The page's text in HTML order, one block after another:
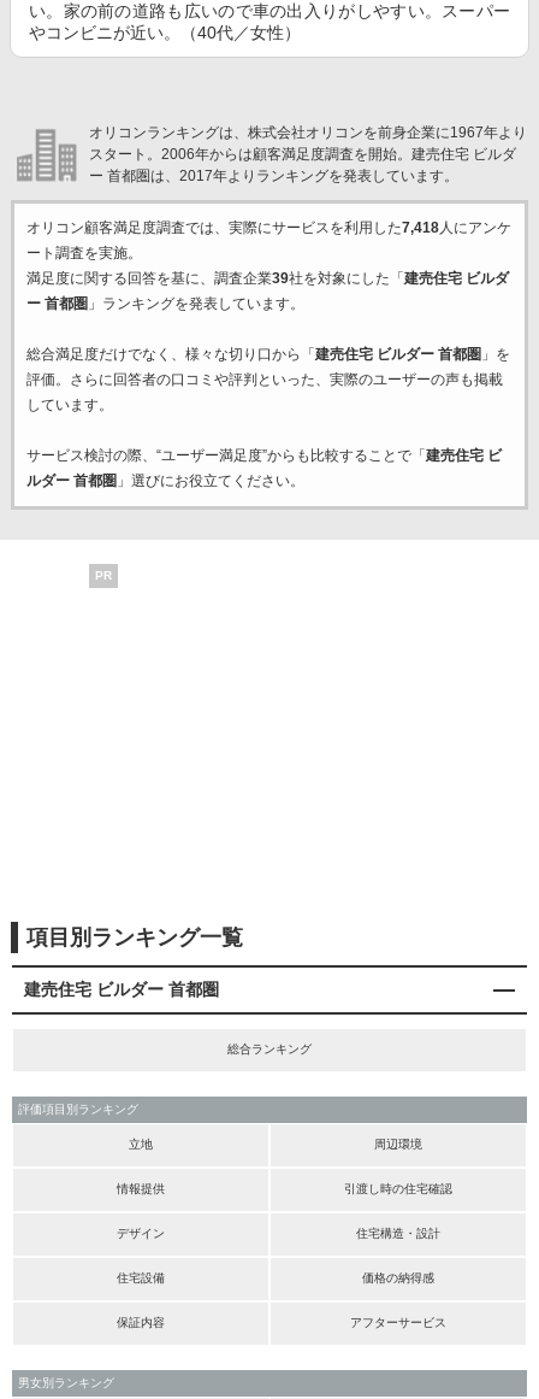
い。家の前の道路も広いので車の出入りがしやすい。スーパー
やコンビニが近い。（40代／女性）
オリコンランキングは、株式会社オリコンを前身企業に1967年より
スタート。2006年からは顧客満足度調査を開始。建売住宅 ビルダ
ー 首都圏は、2017年よりランキングを発表しています。
オリコン顧客満足度調査では、実際にサービスを利用した7,418人にアンケ
ート調査を実施。
満足度に関する回答を基に、調査企業39社を対象にした「 建売住宅 ビルダ
ー 首都圏 」ランキングを発表しています。
総合満足度だけでなく、様々な切り口から「 建売住宅 ビルダー 首都圏 」を
評価。さらに回答者の口コミや評判といった、実際のユーザーの声も掲載
しています。
サービス検討の際、“ユーザー満足度”からも比較することで「 建売住宅 ビ
ルダー 首都圏 」選びにお役立てください。
PR
項目別ランキング一覧
建売住宅 ビルダー 首都圏
総合ランキング
評価項目別ランキング
立地 周辺環境
情報提供 引渡し時の住宅確認
デザイン 住宅構造・設計
住宅設備 価格の納得感
保証内容 アフターサービス
男女別ランキング